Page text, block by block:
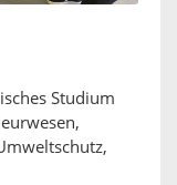
Studium